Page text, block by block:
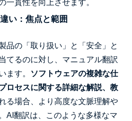
一貫性を向上させます。
い：焦点と範囲
品の「取り扱い」と「安全」と
てるのに対し、マニュアル翻訳
ます。
ソフトウェアの複雑な仕
ロセスに関する詳細な解説、教
る場合、より高度な文脈理解や
AI翻訳は、このような多様なマ